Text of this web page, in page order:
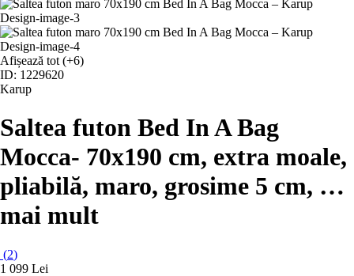
Afișează tot (+6)
ID: 1229620
Karup
Saltea futon Bed In A Bag
Mocca- 70x190 cm, extra moale,
pliabilă, maro, grosime 5 cm, …
mai mult
(2)
1 099 Lei